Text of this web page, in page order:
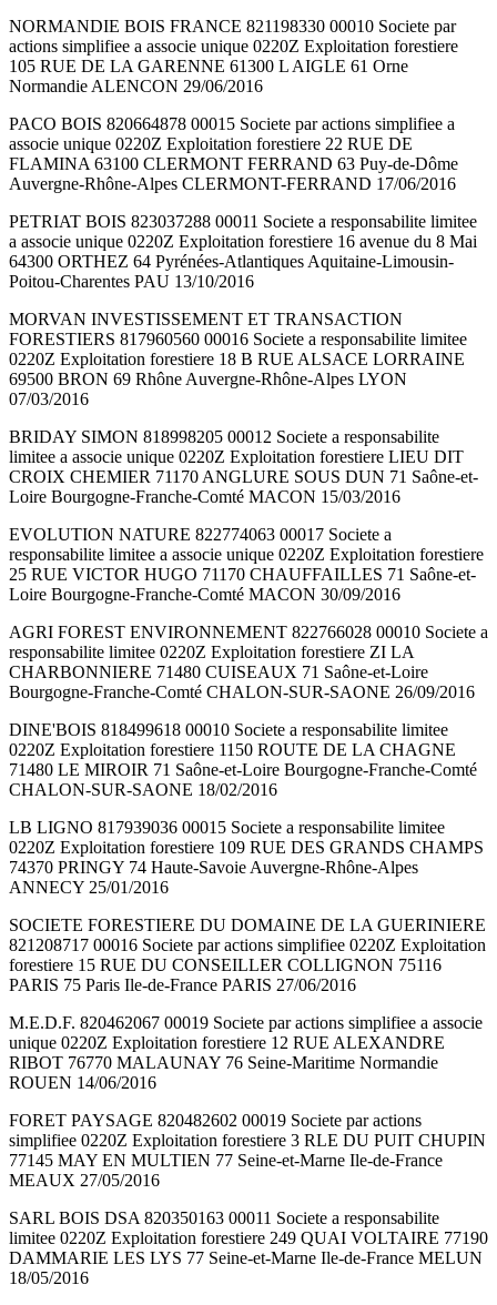
NORMANDIE BOIS FRANCE 821198330 00010 Societe par
actions simplifiee a associe unique 0220Z Exploitation forestiere
105 RUE DE LA GARENNE 61300 L AIGLE 61 Orne
Normandie ALENCON 29/06/2016
PACO BOIS 820664878 00015 Societe par actions simplifiee a
associe unique 0220Z Exploitation forestiere 22 RUE DE
FLAMINA 63100 CLERMONT FERRAND 63 Puy-de-Dôme
Auvergne-Rhône-Alpes CLERMONT-FERRAND 17/06/2016
PETRIAT BOIS 823037288 00011 Societe a responsabilite limitee
a associe unique 0220Z Exploitation forestiere 16 avenue du 8 Mai
64300 ORTHEZ 64 Pyrénées-Atlantiques Aquitaine-Limousin-
Poitou-Charentes PAU 13/10/2016
MORVAN INVESTISSEMENT ET TRANSACTION
FORESTIERS 817960560 00016 Societe a responsabilite limitee
0220Z Exploitation forestiere 18 B RUE ALSACE LORRAINE
69500 BRON 69 Rhône Auvergne-Rhône-Alpes LYON
07/03/2016
BRIDAY SIMON 818998205 00012 Societe a responsabilite
limitee a associe unique 0220Z Exploitation forestiere LIEU DIT
CROIX CHEMIER 71170 ANGLURE SOUS DUN 71 Saône-et-
Loire Bourgogne-Franche-Comté MACON 15/03/2016
EVOLUTION NATURE 822774063 00017 Societe a
responsabilite limitee a associe unique 0220Z Exploitation forestiere
25 RUE VICTOR HUGO 71170 CHAUFFAILLES 71 Saône-et-
Loire Bourgogne-Franche-Comté MACON 30/09/2016
AGRI FOREST ENVIRONNEMENT 822766028 00010 Societe a
responsabilite limitee 0220Z Exploitation forestiere ZI LA
CHARBONNIERE 71480 CUISEAUX 71 Saône-et-Loire
Bourgogne-Franche-Comté CHALON-SUR-SAONE 26/09/2016
DINE'BOIS 818499618 00010 Societe a responsabilite limitee
0220Z Exploitation forestiere 1150 ROUTE DE LA CHAGNE
71480 LE MIROIR 71 Saône-et-Loire Bourgogne-Franche-Comté
CHALON-SUR-SAONE 18/02/2016
LB LIGNO 817939036 00015 Societe a responsabilite limitee
0220Z Exploitation forestiere 109 RUE DES GRANDS CHAMPS
74370 PRINGY 74 Haute-Savoie Auvergne-Rhône-Alpes
ANNECY 25/01/2016
SOCIETE FORESTIERE DU DOMAINE DE LA GUERINIERE
821208717 00016 Societe par actions simplifiee 0220Z Exploitation
forestiere 15 RUE DU CONSEILLER COLLIGNON 75116
PARIS 75 Paris Ile-de-France PARIS 27/06/2016
M.E.D.F. 820462067 00019 Societe par actions simplifiee a associe
unique 0220Z Exploitation forestiere 12 RUE ALEXANDRE
RIBOT 76770 MALAUNAY 76 Seine-Maritime Normandie
ROUEN 14/06/2016
FORET PAYSAGE 820482602 00019 Societe par actions
simplifiee 0220Z Exploitation forestiere 3 RLE DU PUIT CHUPIN
77145 MAY EN MULTIEN 77 Seine-et-Marne Ile-de-France
MEAUX 27/05/2016
SARL BOIS DSA 820350163 00011 Societe a responsabilite
limitee 0220Z Exploitation forestiere 249 QUAI VOLTAIRE 77190
DAMMARIE LES LYS 77 Seine-et-Marne Ile-de-France MELUN
18/05/2016